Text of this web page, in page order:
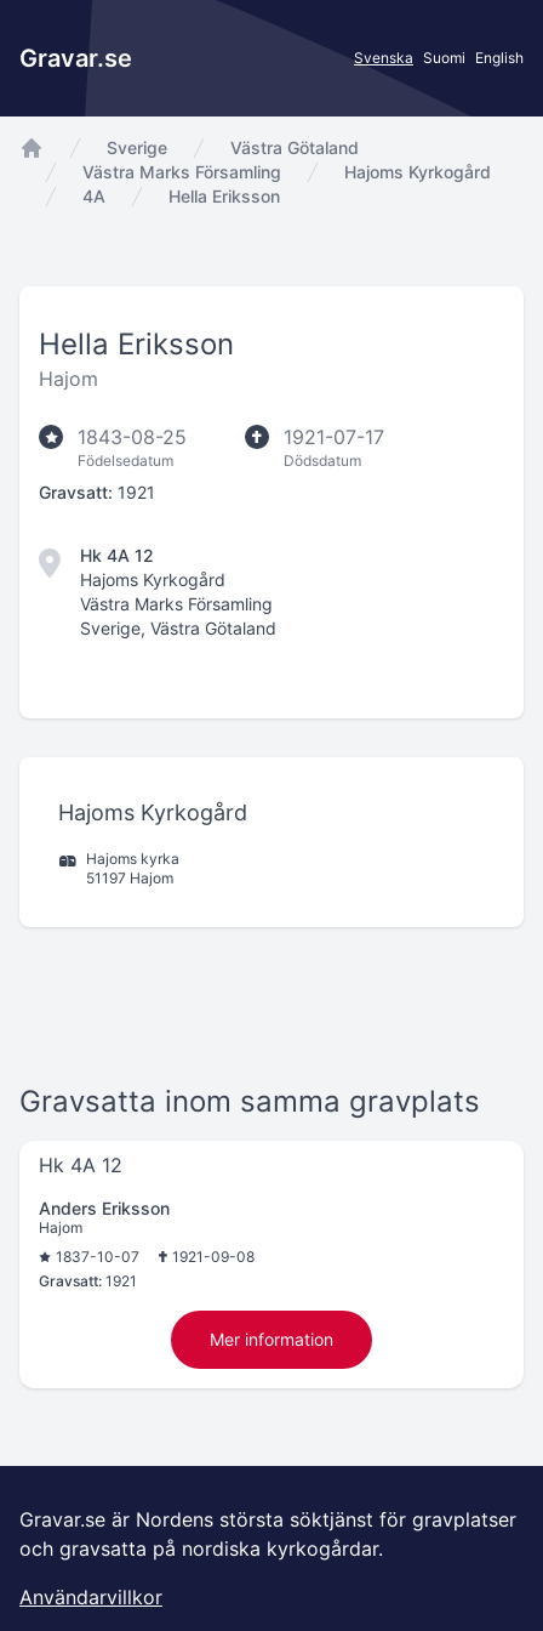
Gravar.se Svenska Suomi English
app.Start
Sverige
Västra Götaland
Västra Marks Församling
Hajoms Kyrkogård
4A
Hella Eriksson
Hella Eriksson
Hajom
1843-08-25
Födelsedatum
1921-07-17
Dödsdatum
Gravsatt: 1921
Hk 4A 12
Hajoms Kyrkogård
Västra Marks Församling
Sverige, Västra Götaland
Hajoms Kyrkogård
Hajoms kyrka
51197 Hajom
Gravsatta inom samma gravplats
Hk 4A 12
Anders Eriksson
Hajom
1837-10-07
1921-09-08
Gravsatt: 1921
Mer information
Gravar.se är Nordens största söktjänst för gravplatser
och gravsatta på nordiska kyrkogårdar.
Användarvillkor